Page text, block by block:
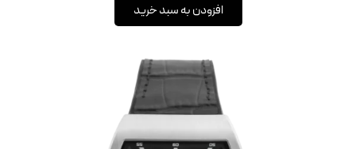
افزودن به سبد خرید